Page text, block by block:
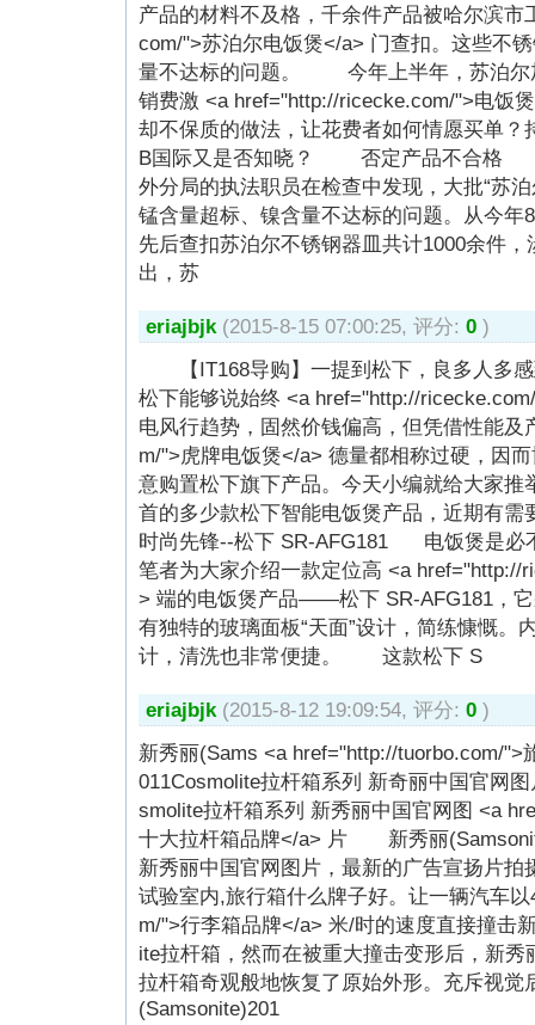
产品的材料不及格，千余件产品被哈尔滨
com/">苏泊尔电饭煲</a> 门查扣。这些不
量不达标的问题。 今年上半年，苏泊尔
销费激 <a href="http://ricecke.com/">电饭
却不保质的做法，让花费者如何情愿买单？
B国际又是否知晓？ 否定产品不合格
外分局的执法职员在检查中发现，大批“苏
锰含量超标、镍含量不达标的问题。从今年
先后查扣苏泊尔不锈钢器皿共计1000余件
出，苏
eriajbjk (2015-8-15 07:00:25, 评分: 0 )
【IT168导购】一提到松下，良多人多感
松下能够说始终 <a href="http://
电风行趋势，固然价钱偏高，但凭借性能
m/">虎牌电饭煲</a> 德量都相称过硬，因
意购置松下旗下产品。今天小编就给大家推
首的多少款松下智能电饭煲产品，近期有需
时尚先锋--松下 SR-AFG181 电饭煲是必
笔者为大家介绍一款定位高 <a href="http://
> 端的电饭煲产品――松下 SR-AFG181，
有独特的玻璃面板“天面”设计，简练慷慨。
计，清洗也非常便捷。 这款松下 S
eriajbjk (2015-8-12 19:09:54, 评分: 0 )
新秀丽(Sams <a href="http://tuorbo.com/">
011Cosmolite拉杆箱系列 新奇丽中国官网
smolite拉杆箱系列 新秀丽中国官网图 <a
十大拉杆箱品牌</a> 片 新秀丽
新秀丽中国官网图片，最新的广告宣扬片拍
试验室内,旅行箱什么牌子好。让一辆汽车
m/">行李箱品牌</a> 米/时的速度直接撞击
ite拉杆箱，然而在被重大撞击变形后，新秀
拉杆箱奇观般地恢复了原始外形。充斥视觉
(Samsonite)201